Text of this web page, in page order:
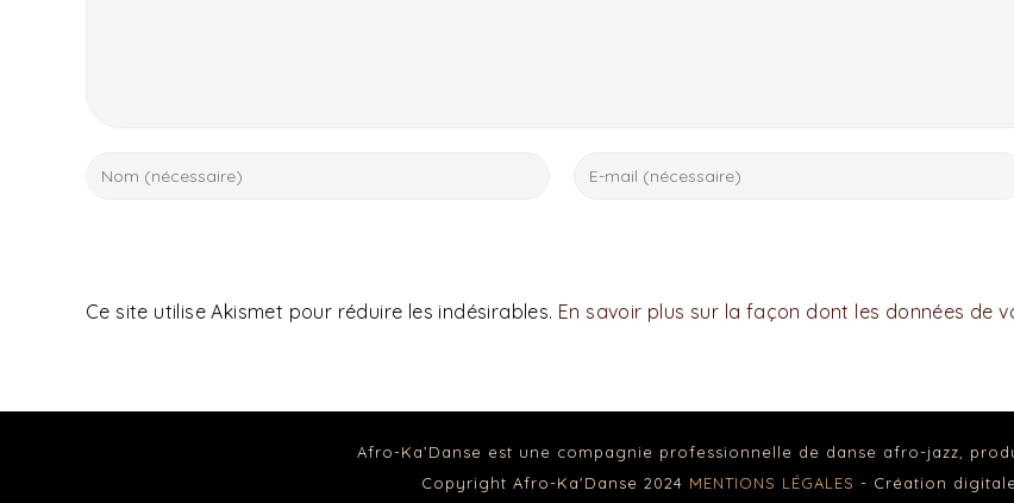
Ce site utilise Akismet pour réduire les indésirables. En savoir plus sur la façon dont les données de
Afro-Ka’Danse est une compagnie professionnelle de danse afro-jazz,
Copyright Afro-Ka'Danse 2024 MENTIONS LÉGALES - Création